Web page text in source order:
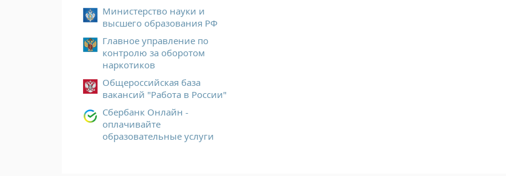
Министерство науки и
высшего образования РФ
Главное управление по
контролю за оборотом
наркотиков
Общероссийская база
вакансий "Работа в России"
Сбербанк Онлайн -
оплачивайте
образовательные услуги